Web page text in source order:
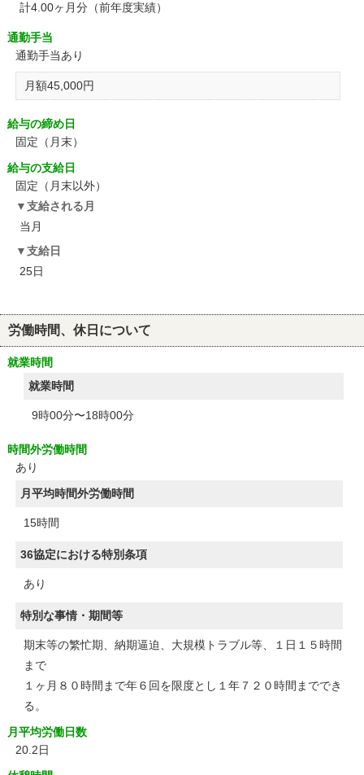
計4.00ヶ月分（前年度実績）
通勤手当
通勤手当あり
月額45,000円
給与の締め日
固定（月末）
給与の支給日
固定（月末以外）
支給される月
当月
支給日
25日
労働時間、休日について
就業時間
就業時間
9時00分〜18時00分
時間外労働時間
あり
月平均時間外労働時間
15時間
36協定における特別条項
あり
特別な事情・期間等
期末等の繁忙期、納期逼迫、大規模トラブル等、１日１５時間
まで
１ヶ月８０時間まで年６回を限度とし１年７２０時間まででき
る。
月平均労働日数
20.2日